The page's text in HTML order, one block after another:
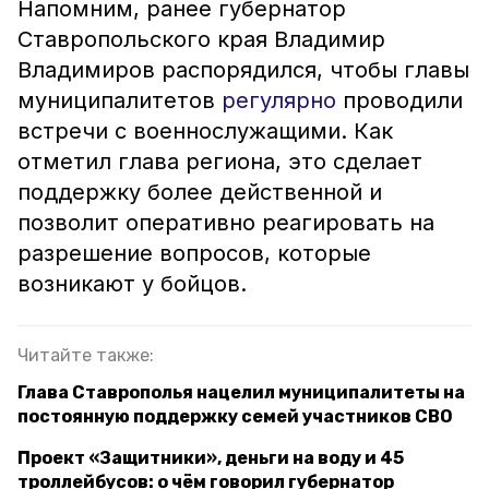
Напомним, ранее губернатор
Ставропольского края Владимир
Владимиров распорядился, чтобы главы
муниципалитетов регулярно проводили
встречи с военнослужащими. Как
отметил глава региона, это сделает
поддержку более действенной и
позволит оперативно реагировать на
разрешение вопросов, которые
возникают у бойцов.
Читайте также:
Глава Ставрополья нацелил муниципалитеты на
постоянную поддержку семей участников СВО
Проект «Защитники», деньги на воду и 45
троллейбусов: о чём говорил губернатор